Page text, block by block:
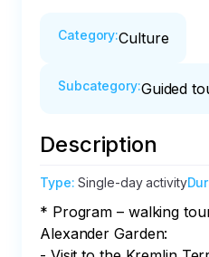
Category:Culture
Subcategory:Guided
Description
Type:Single-day activity
* Program – walking
Alexander Garden: